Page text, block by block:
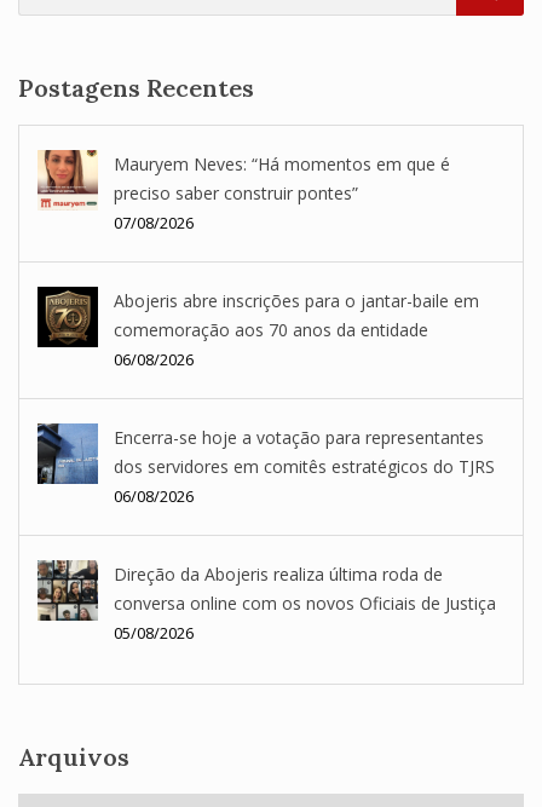
Postagens Recentes
Mauryem Neves: “Há momentos em que é
preciso saber construir pontes”
07/08/2026
Abojeris abre inscrições para o jantar-baile em
comemoração aos 70 anos da entidade
06/08/2026
Encerra-se hoje a votação para representantes
dos servidores em comitês estratégicos do TJRS
06/08/2026
Direção da Abojeris realiza última roda de
conversa online com os novos Oficiais de Justiça
05/08/2026
Arquivos